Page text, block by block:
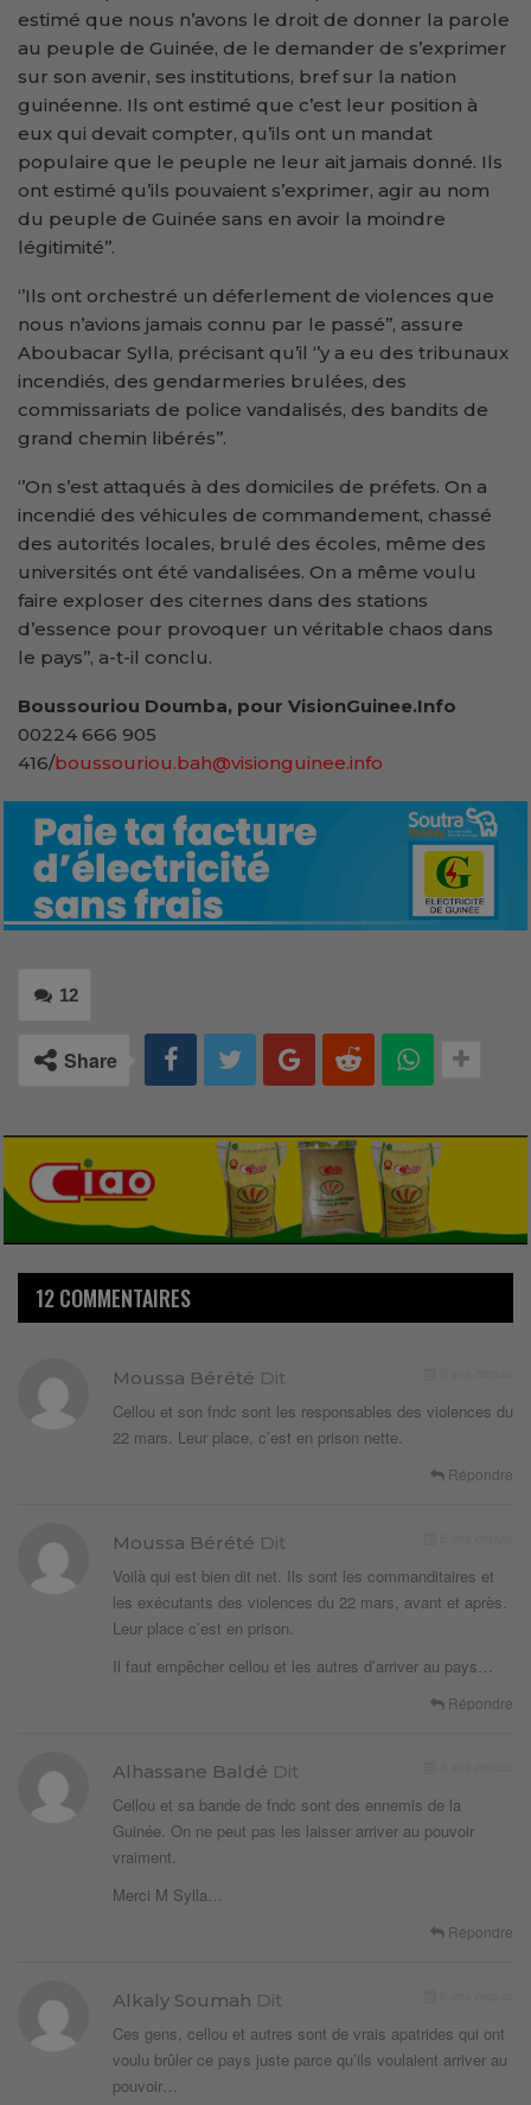
estimé que nous n’avons le droit de donner la parole
au peuple de Guinée, de le demander de s’exprimer
sur son avenir, ses institutions, bref sur la nation
guinéenne. Ils ont estimé que c’est leur position à
eux qui devait compter, qu’ils ont un mandat
populaire que le peuple ne leur ait jamais donné. Ils
ont estimé qu’ils pouvaient s’exprimer, agir au nom
du peuple de Guinée sans en avoir la moindre
légitimité’’.
‘’Ils ont orchestré un déferlement de violences que
nous n’avions jamais connu par le passé’’, assure
Aboubacar Sylla, précisant qu’il ‘’y a eu des tribunaux
incendiés, des gendarmeries brulées, des
commissariats de police vandalisés, des bandits de
grand chemin libérés’’.
‘’On s’est attaqués à des domiciles de préfets. On a
incendié des véhicules de commandement, chassé
des autorités locales, brulé des écoles, même des
universités ont été vandalisées. On a même voulu
faire exploser des citernes dans des stations
d’essence pour provoquer un véritable chaos dans
le pays’’, a-t-il conclu.
Boussouriou Doumba, pour VisionGuinee.Info
00224 666 905
416/boussouriou.bah@visionguinee.info
12
Share
12 COMMENTAIRES
Moussa Bérété Dit
Cellou et son fndc sont les responsables des violences du
22 mars. Leur place, c’est en prison nette.
Répondre
Moussa Bérété Dit
Voilà qui est bien dit net. Ils sont les commanditaires et
les exécutants des violences du 22 mars, avant et après.
Leur place c’est en prison.
Il faut empêcher cellou et les autres d’arriver au pays…
Répondre
Alhassane Baldé Dit
Cellou et sa bande de fndc sont des ennemis de la
Guinée. On ne peut pas les laisser arriver au pouvoir
vraiment.
Merci M Sylla…
Répondre
Alkaly Soumah Dit
Ces gens, cellou et autres sont de vrais apatrides qui ont
voulu brûler ce pays juste parce qu’ils voulaient arriver au
pouvoir…